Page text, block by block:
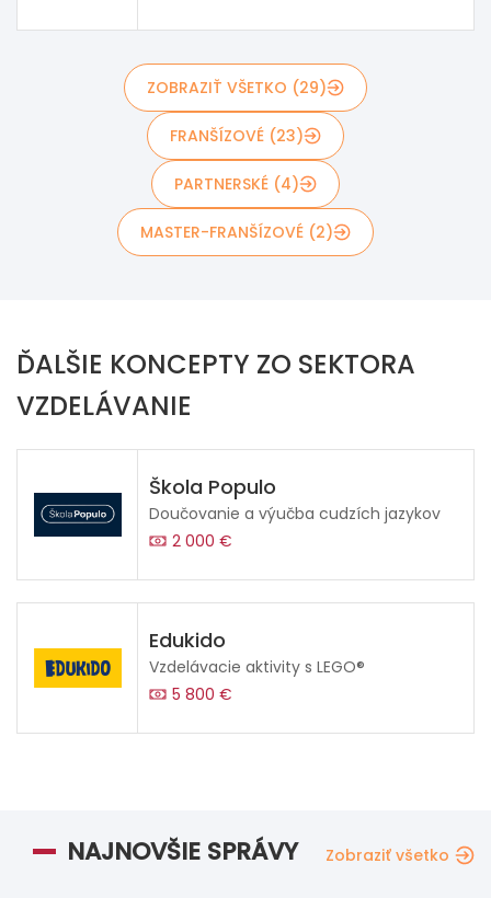
ZOBRAZIŤ VŠETKO (29)
FRANŠÍZOVÉ (23)
PARTNERSKÉ (4)
MASTER-FRANŠÍZOVÉ (2)
ĎALŠIE KONCEPTY ZO SEKTORA
VZDELÁVANIE
Škola Populo
Doučovanie a výučba cudzích jazykov
2 000 €
Edukido
Vzdelávacie aktivity s LEGO®
5 800 €
NAJNOVŠIE SPRÁVY Zobraziť všetko